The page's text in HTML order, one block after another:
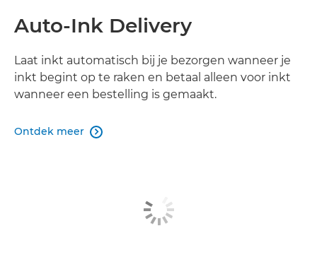
Auto-Ink Delivery
Laat inkt automatisch bij je bezorgen wanneer je
inkt begint op te raken en betaal alleen voor inkt
wanneer een bestelling is gemaakt.
Ontdek meer 